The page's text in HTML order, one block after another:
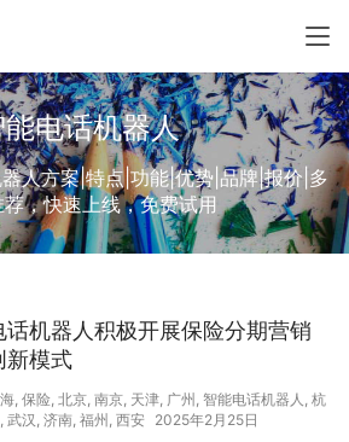
电话机器人
人方案|特点|功能|优势|品牌|报价|多
，快速上线，免费试用
话机器人积极开展保险分期营销
新模式
, 保险, 北京, 南京, 天津, 广州 , 智能电话机器人 , 杭
, 武汉 , 济南, 福州 , 西安 2025年2月25日